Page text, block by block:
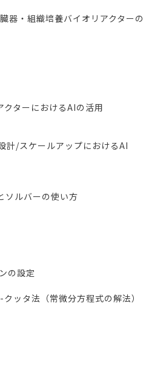
・組織培養バイオリアクターの
ターにおけるAIの活用
/スケールアップにおけるAI
ルバーの使い方
の設定
ッタ法（常微分方程式の解法）